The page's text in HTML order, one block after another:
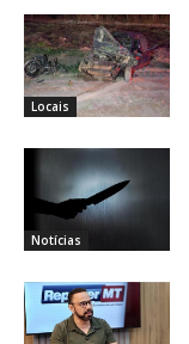
Locais
Notícias